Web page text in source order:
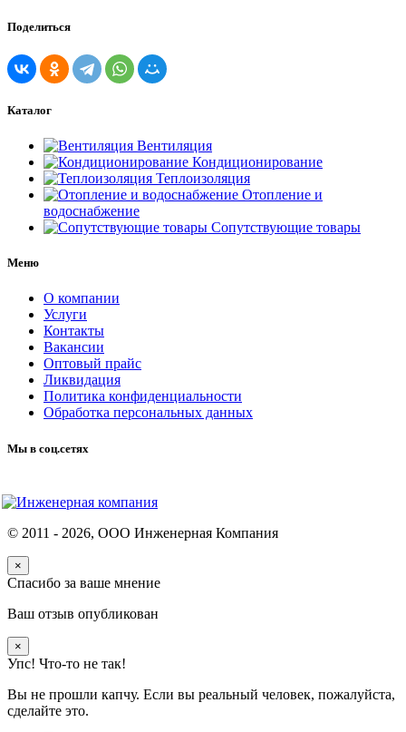
Поделиться
Каталог
Вентиляция
Кондиционирование
Теплоизоляция
Отопление и
водоснабжение
Сопутствующие товары
Меню
О компании
Услуги
Контакты
Вакансии
Оптовый прайс
Ликвидация
Политика конфиденциальности
Обработка персональных данных
Мы в соц.сетях
© 2011 - 2026, ООО Инженерная Компания
×
Спасибо за ваше мнение
Ваш отзыв опубликован
×
Упс! Что-то не так!
Вы не прошли капчу. Если вы реальный человек, пожалуйста,
сделайте это.